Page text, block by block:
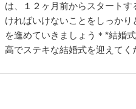
は、１２ヶ月前からスタート
ければいけないことをしっか
を進めていきましょう＊*結婚
高でステキな結婚式を迎えてく